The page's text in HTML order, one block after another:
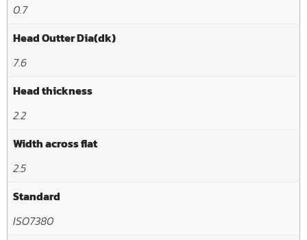
0.7
Head Outter Dia(dk)
7.6
Head thickness
2.2
Width across flat
2.5
Standard
ISO7380